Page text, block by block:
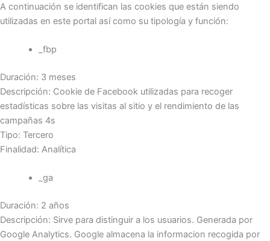
A continuación se identifican las cookies que están siendo
utilizadas en este portal así como su tipología y función:
_fbp
Duración: 3 meses
Descripción: Cookie de Facebook utilizadas para recoger
estadísticas sobre las visitas al sitio y el rendimiento de las
campañas 4s
Tipo: Tercero
Finalidad: Analítica
_ga
Duración: 2 años
Descripción: Sirve para distinguir a los usuarios. Generada por
Google Analytics. Google almacena la informacion recogida por